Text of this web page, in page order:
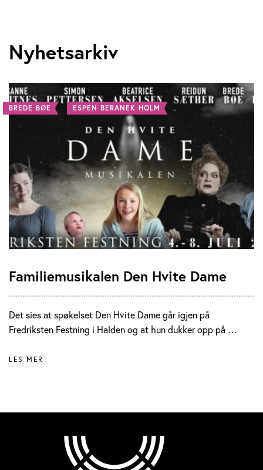
Nyhetsarkiv
BREDE BØE ESPEN BERANEK HOLM
Familiemusikalen Den Hvite Dame
Det sies at spøkelset Den Hvite Dame går igjen på
Fredriksten Festning i Halden og at hun dukker opp på …
LES MER